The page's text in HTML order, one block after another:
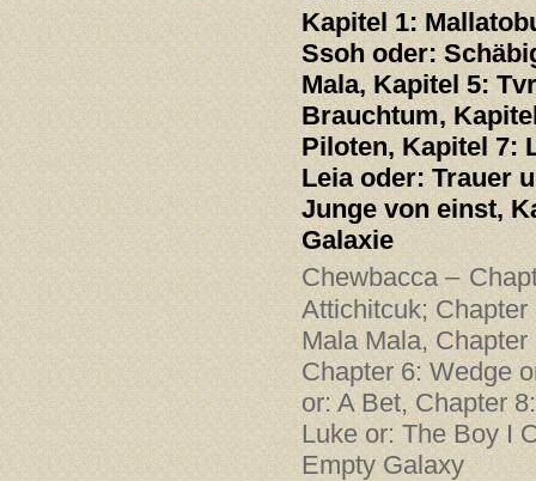
Kapitel 1:
Ssoh oder:
Mala, Kapitel 5:
Brauchtum,
Piloten, Kapitel 7:
Leia oder: Trauer
Junge von einst,
Galaxie
Chewbacca –
Attichitcuk;
Mala Mala,
Chapter 6: Wedge
or: A Bet, Chapter
Luke or: The Boy I
Empty Galaxy